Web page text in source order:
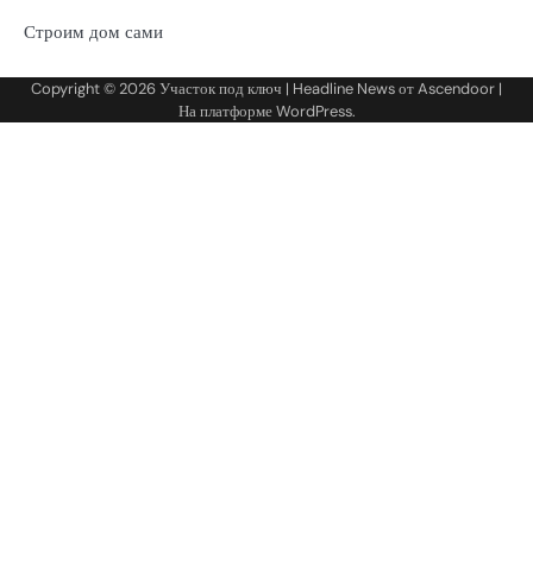
Строим дом сами
Copyright © 2026Участок под ключ | Headline News отAscendoor |
На платформеWordPress.